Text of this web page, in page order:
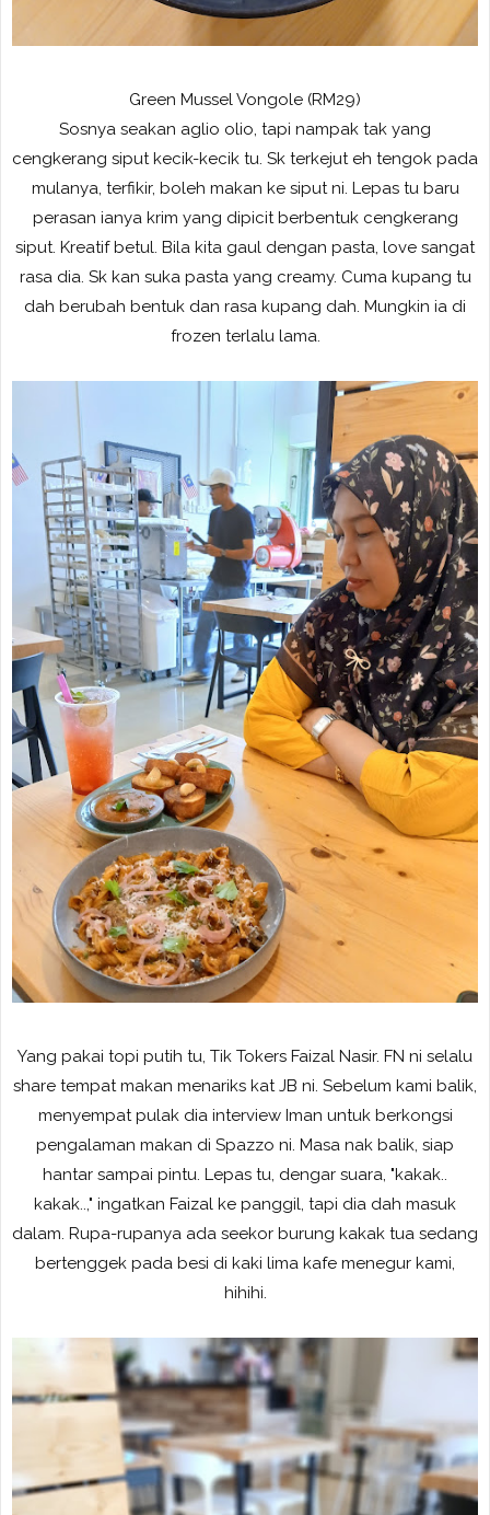
Green Mussel Vongole (RM29)
Sosnya seakan aglio olio, tapi nampak tak yang
cengkerang siput kecik-kecik tu. Sk terkejut eh tengok pada
mulanya, terfikir, boleh makan ke siput ni. Lepas tu baru
perasan ianya krim yang dipicit berbentuk cengkerang
siput. Kreatif betul. Bila kita gaul dengan pasta, love sangat
rasa dia. Sk kan suka pasta yang creamy. Cuma kupang tu
dah berubah bentuk dan rasa kupang dah. Mungkin ia di
frozen terlalu lama.
Yang pakai topi putih tu, Tik Tokers Faizal Nasir. FN ni selalu
share tempat makan menariks kat JB ni. Sebelum kami balik,
menyempat pulak dia interview Iman untuk berkongsi
pengalaman makan di Spazzo ni. Masa nak balik, siap
hantar sampai pintu. Lepas tu, dengar suara, "kakak..
kakak..," ingatkan Faizal ke panggil, tapi dia dah masuk
dalam. Rupa-rupanya ada seekor burung kakak tua sedang
bertenggek pada besi di kaki lima kafe menegur kami,
hihihi.